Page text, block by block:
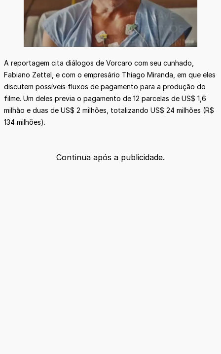
A reportagem cita diálogos de Vorcaro com seu cunhado,
Fabiano Zettel, e com o empresário Thiago Miranda, em que eles
discutem possíveis fluxos de pagamento para a produção do
filme. Um deles previa o pagamento de 12 parcelas de US$ 1,6
milhão e duas de US$ 2 milhões, totalizando US$ 24 milhões (R$
134 milhões).
Continua após a publicidade.